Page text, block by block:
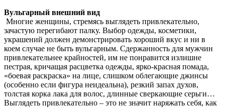
Вульгарный внешний вид
Многие женщины, стремясь выглядеть привлекательно,
зачастую перегибают палку. Выбор одежды, косметики,
украшений должен демонстрировать хороший вкус и ни в
коем случае не быть вульгарным. Сдержанность для мужчин
привлекательнее крайностей, им не понравится излишне
пестрая, кричащая расцветка одежды, ярко-красная помада,
«боевая раскраска» на лице, слишком облегающие джинсы
(особенно если фигура неидеальна), резкий запах духов,
толстая корка лака для волос, длинные сверкающие серьги…
Выглядеть привлекательно – это не значит наряжать себя, как